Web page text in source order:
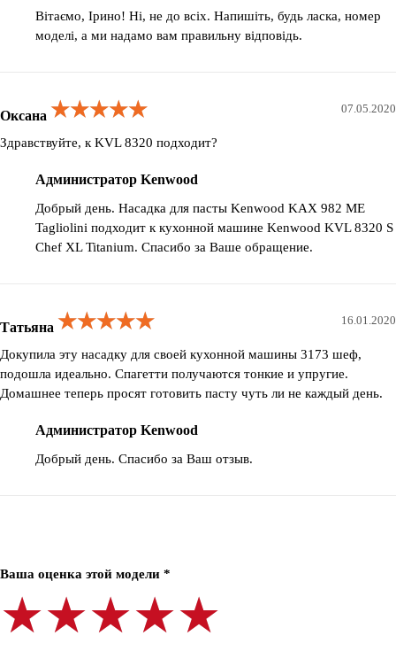
Вітаємо, Ірино! Ні, не до всіх. Напишіть, будь ласка, номер
моделі, а ми надамо вам правильну відповідь.
Оксана ★★★★★
★★★★★
★★★★★ 07.05.2020
Здравствуйте, к KVL 8320 подходит?
Администратор Kenwood
Добрый день. Насадка для пасты Kenwood KAX 982 ME
Tagliolini подходит к кухонной машине Kenwood KVL 8320 S
Chef XL Titanium. Спасибо за Ваше обращение.
Татьяна ★★★★★
★★★★★
★★★★★ 16.01.2020
Докупила эту насадку для своей кухонной машины 3173 шеф,
подошла идеально. Спагетти получаются тонкие и упругие.
Домашнее теперь просят готовить пасту чуть ли не каждый день.
Администратор Kenwood
Добрый день. Спасибо за Ваш отзыв.
Ваша оценка этой модели *
★★★★★
★★★★★
★★★★★